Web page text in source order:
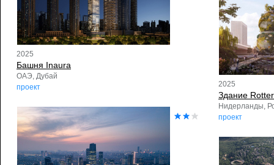
2025
Башня Inaura
ОАЭ, Дубай
проект
2025
Здание
Нидерланды,
проект